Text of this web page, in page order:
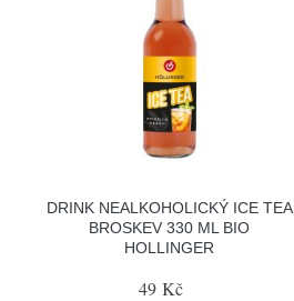
DRINK NEALKOHOLICKÝ ICE TEA
BROSKEV 330 ML BIO
HOLLINGER
49 Kč